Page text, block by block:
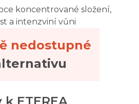
koncentrované složení,
a intenzviní vůni
nedostupné